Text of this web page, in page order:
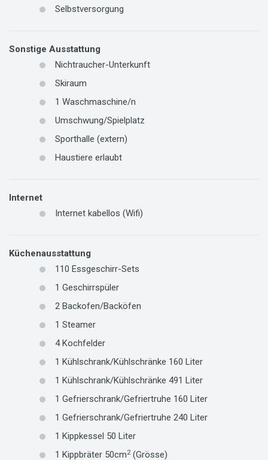
Selbstversorgung
Sonstige Ausstattung
Nichtraucher-Unterkunft
Skiraum
1 Waschmaschine/n
Umschwung/Spielplatz
Sporthalle (extern)
Haustiere erlaubt
Internet
Internet kabellos (Wifi)
Küchenausstattung
110 Essgeschirr-Sets
1 Geschirrspüler
2 Backofen/Backöfen
1 Steamer
4Kochfelder
1 Kühlschrank/Kühlschränke 160 Liter
1 Kühlschrank/Kühlschränke 491 Liter
1 Gefrierschrank/Gefriertruhe 160 Liter
1 Gefrierschrank/Gefriertruhe 240 Liter
1 Kippkessel 50 Liter
1 Kippbräter 50cm2 (Grösse)